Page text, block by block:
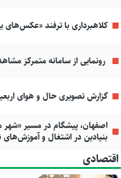
کلاهبرداری با ترفند «عکس‌های
رونمایی از سامانه متمرکز
گزارش تصویری حال و هوای
اصفهان، پیشگام در مسیر «شهر
بنیادین در اشتغال و آموزش‌های
اقتصادی